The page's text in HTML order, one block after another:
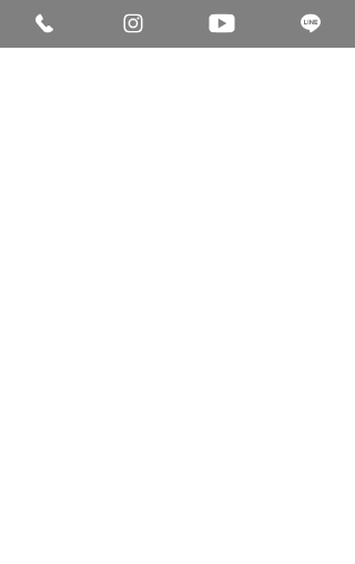
最新記事 すべて表示